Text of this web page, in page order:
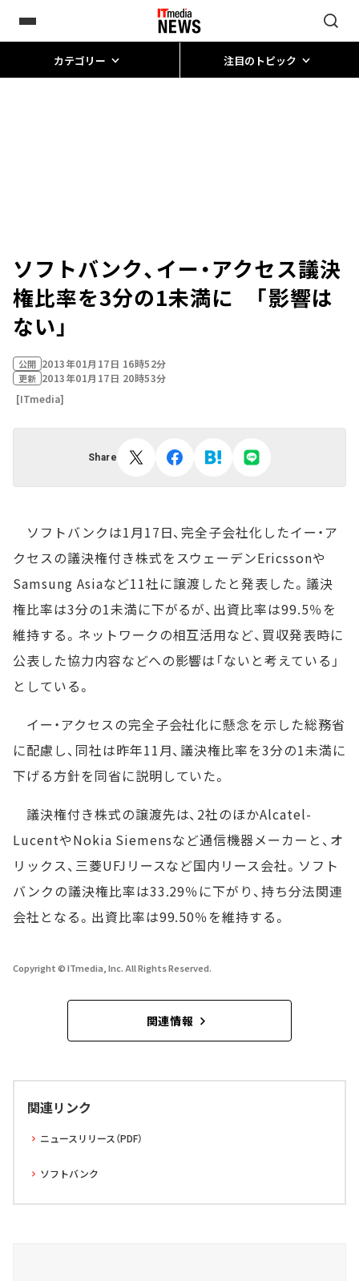
カテゴリー 注目のトピック
ソフトバンク、イー・アクセス議決
権比率を3分の1未満に 「影響は
ない」
公開 2013年01月17日 16時52分
更新 2013年01月17日 20時53分
[ITmedia]
Share
ソフトバンクは1月17日、完全子会社化したイー・ア
クセスの議決権付き株式をスウェーデンEricssonや
Samsung Asiaなど11社に譲渡したと発表した。議決
権比率は3分の1未満に下がるが、出資比率は99.5％を
維持する。ネットワークの相互活用など、買収発表時に
公表した協力内容などへの影響は「ないと考えている」
としている。
イー・アクセスの完全子会社化に懸念を示した総務省
に配慮し、同社は昨年11月、議決権比率を3分の1未満に
下げる方針を同省に説明していた。
議決権付き株式の譲渡先は、2社のほかAlcatel-
LucentやNokia Siemensなど通信機器メーカーと、オ
リックス、三菱UFJリースなど国内リース会社。ソフト
バンクの議決権比率は33.29％に下がり、持ち分法関連
会社となる。出資比率は99.50％を維持する。
Copyright © ITmedia, Inc. All Rights Reserved.
関連情報
関連リンク
ニュースリリース（PDF）
ソフトバンク